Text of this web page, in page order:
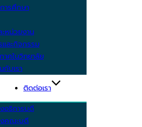
ารศึกษา
หน่วยงาน
และกิจกรรม
าศในวิทยาลัย
กับเรา
ติดต่อเรา
อธิการบดี
คณะบดี